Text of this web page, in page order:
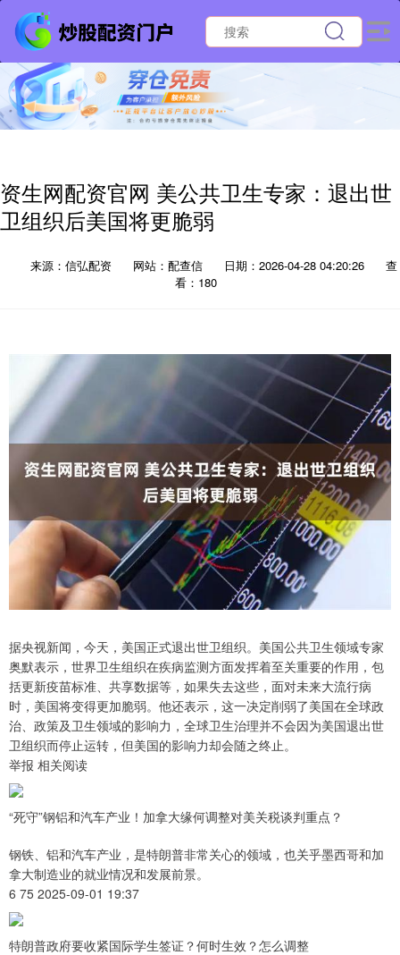
资生网配资官网 美公共卫生专家：退出世
卫组织后美国将更脆弱
来源：信弘配资 网站：配查信 日期：2026-04-28 04:20:26
查
看：180
据央视新闻，今天，美国正式退出世卫组织。美国公共卫生领域专家
奥默表示，世界卫生组织在疾病监测方面发挥着至关重要的作用，包
括更新疫苗标准、共享数据等，如果失去这些，面对未来大流行病
时，美国将变得更加脆弱。他还表示，这一决定削弱了美国在全球政
治、政策及卫生领域的影响力，全球卫生治理并不会因为美国退出世
卫组织而停止运转，但美国的影响力却会随之终止。
举报 相关阅读
“死守”钢铝和汽车产业！加拿大缘何调整对美关税谈判重点？
钢铁、铝和汽车产业，是特朗普非常关心的领域，也关乎墨西哥和加
拿大制造业的就业情况和发展前景。
6 75 2025-09-01 19:37
特朗普政府要收紧国际学生签证？何时生效？怎么调整